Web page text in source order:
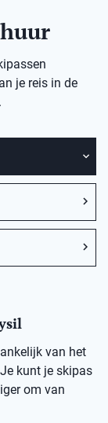
je reis in de
van het
kunt je skipas
om van